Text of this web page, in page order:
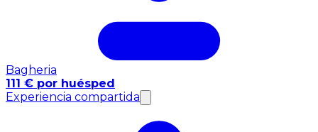
Bagheria
111 € por huésped
Experiencia compartida